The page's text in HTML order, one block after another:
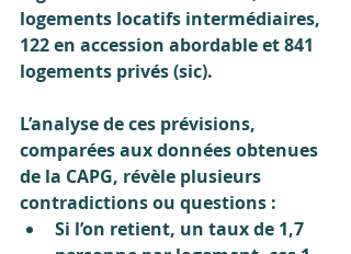
logements locatifs intermédiaires,
122 en accession abordable et 841
logements privés (sic).
L’analyse de ces prévisions,
comparées aux données obtenues
de la CAPG, révèle plusieurs
contradictions ou questions :
Si l’on retient, un taux de 1,7